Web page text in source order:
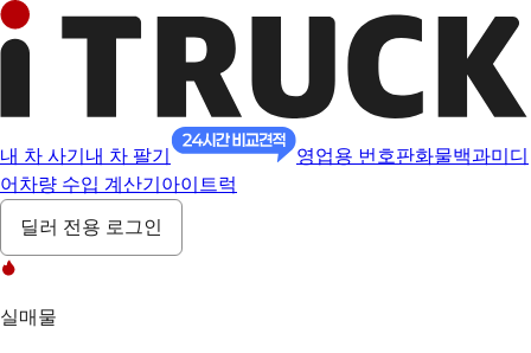
내 차 사기 내 차 팔기 영업용 번호판화물백과미디
어 차량 수입 계산기 아이트럭
딜러 전용 로그인
실매물